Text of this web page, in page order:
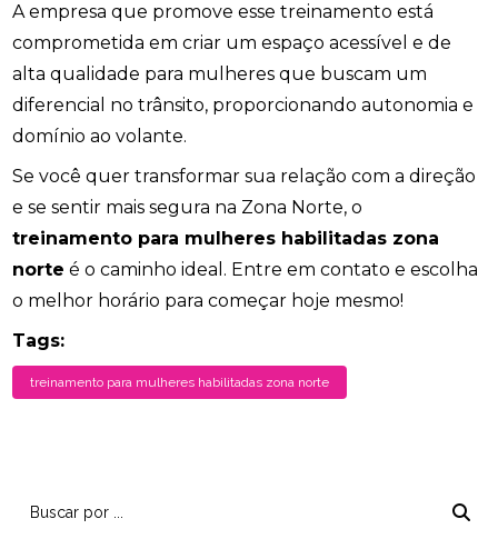
A empresa que promove esse treinamento está
comprometida em criar um espaço acessível e de
alta qualidade para mulheres que buscam um
diferencial no trânsito, proporcionando autonomia e
domínio ao volante.
Se você quer transformar sua relação com a direção
e se sentir mais segura na Zona Norte, o
treinamento para mulheres habilitadas zona
norte é o caminho ideal. Entre em contato e escolha
o melhor horário para começar hoje mesmo!
Tags:
treinamento para mulheres habilitadas zona norte